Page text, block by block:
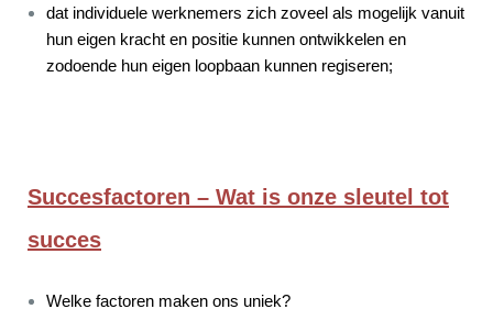
dat individuele werknemers zich zoveel als mogelijk vanuit
hun eigen kracht en positie kunnen ontwikkelen en
zodoende hun eigen loopbaan kunnen regiseren;
Succesfactoren – Wat is onze sleutel tot
succes
Welke factoren maken ons uniek?